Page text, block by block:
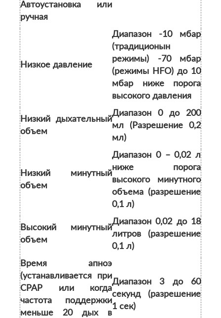
Автоустановка или
ручная
Низкое давление
Диапазон -10 мбар
(традиционын
режимы) -70 мбар
(режимы HFO) до 10
мбар ниже порога
высокого давления
Низкий дыхательный
объем
Диапазон 0 до 200
мл (Разрешение 0,2
мл)
Низкий минутный
объем
Диапазон 0 – 0,02 л
ниже порога
высокого минутного
объема (разрешение
0,1 л)
Высокий минутный
объем
Диапазон 0,02 до 18
литров (разрешение
0,1 л)
Время апноэ
(устанавливается при
CPAP или когда
частота поддержки
меньше 20 дых в
Диапазон 3 до 60
секунд (разрешение
1 сек)